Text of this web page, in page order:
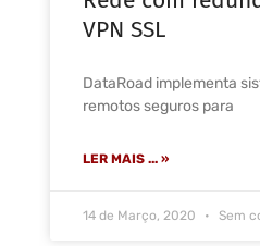
VPN SSL
DataRoad implementa
remotos seguros para
LER MAIS ... »
14 de Março, 2020 Sem